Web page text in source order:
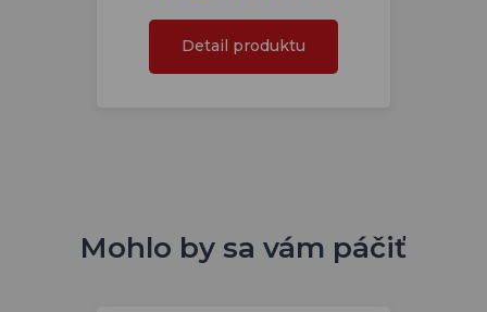
Detail produktu
Mohlo by sa vám páčiť